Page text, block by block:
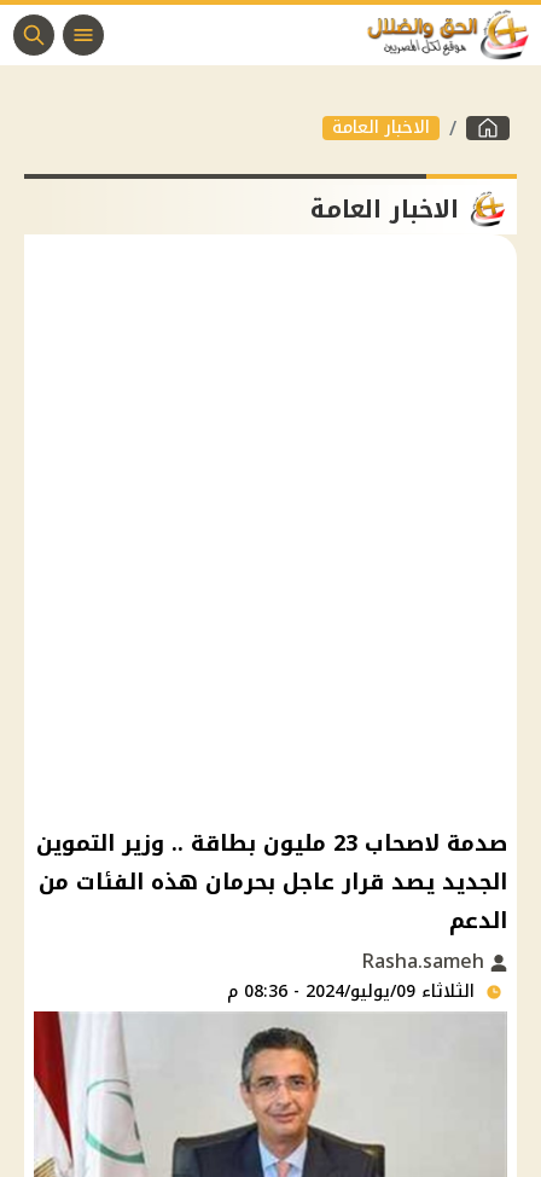
الاخبار العامة
الاخبار العامة
صدمة لاصحاب 23 مليون بطاقة .. وزير التموين
الجديد يصد قرار عاجل بحرمان هذه الفئات من
الدعم
الثلاثاء 09/يوليو/2024 - 08:36 م